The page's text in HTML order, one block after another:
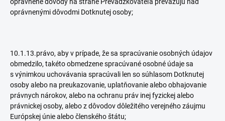
oprávnenými dôvodmi Dotknutej osoby;
10.1.13.právo, aby v prípade, že sa spracúvanie osobných údajov
obmedzilo, takéto obmedzene spracúvané osobné údaje sa
s výnimkou uchovávania spracúvali len so súhlasom Dotknutej
osoby alebo na preukazovanie, uplatňovanie alebo obhajovanie
právnych nárokov, alebo na ochranu práv inej fyzickej alebo
právnickej osoby, alebo z dôvodov dôležitého verejného záujmu
Európskej únie alebo členského štátu;